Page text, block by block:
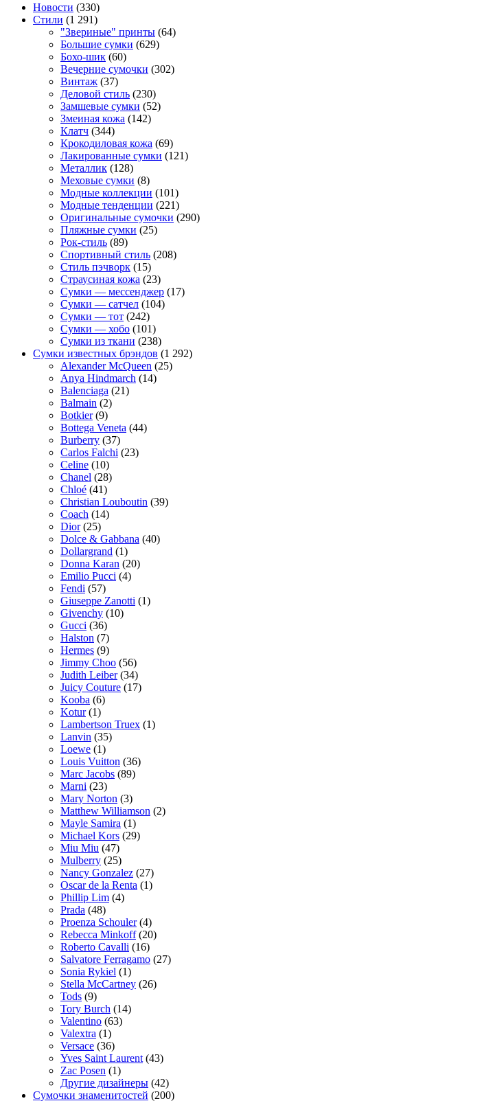
Новости (330)
Стили (1 291)
"Звериные" принты (64)
Большие сумки (629)
Бохо-шик (60)
Вечерние сумочки (302)
Винтаж (37)
Деловой стиль (230)
Замшевые сумки (52)
Змеиная кожа (142)
Клатч (344)
Крокодиловая кожа (69)
Лакированные сумки (121)
Металлик (128)
Меховые сумки (8)
Модные коллекции (101)
Модные тенденции (221)
Оригинальные сумочки (290)
Пляжные сумки (25)
Рок-стиль (89)
Спортивный стиль (208)
Стиль пэчворк (15)
Страусиная кожа (23)
Сумки — мессенджер (17)
Сумки — сатчел (104)
Сумки — тот (242)
Сумки — хобо (101)
Сумки из ткани (238)
Сумки известных брэндов (1 292)
Alexander McQueen (25)
Anya Hindmarch (14)
Balenciaga (21)
Balmain (2)
Botkier(9)
Bottega Veneta (44)
Burberry (37)
Carlos Falchi (23)
Celine (10)
Chanel (28)
Chloé (41)
Christian Louboutin (39)
Coach (14)
Dior(25)
Dolce & Gabbana (40)
Dollargrand (1)
Donna Karan (20)
Emilio Pucci (4)
Fendi (57)
Giuseppe Zanotti (1)
Givenchy (10)
Gucci (36)
Halston (7)
Hermes (9)
Jimmy Choo (56)
Judith Leiber(34)
Juicy Couture (17)
Kooba (6)
Kotur(1)
Lambertson Truex (1)
Lanvin (35)
Loewe (1)
Louis Vuitton (36)
Marc Jacobs (89)
Marni (23)
Mary Norton (3)
Matthew Williamson (2)
Mayle Samira (1)
Michael Kors (29)
Miu Miu (47)
Mulberry (25)
Nancy Gonzalez (27)
Oscar de la Renta (1)
Phillip Lim (4)
Prada (48)
Proenza Schouler(4)
Rebecca Minkoff(20)
Roberto Cavalli (16)
Salvatore Ferragamo (27)
Sonia Rykiel (1)
Stella McCartney (26)
Tods (9)
Tory Burch (14)
Valentino (63)
Valextra (1)
Versace (36)
Yves Saint Laurent (43)
Zac Posen (1)
Другие дизайнеры (42)
Сумочки знаменитостей (200)